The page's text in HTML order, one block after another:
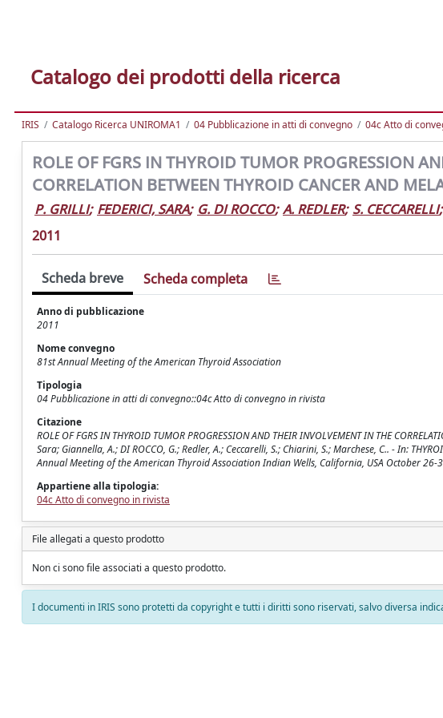
Catalogo dei prodotti della ricerca
IRIS Catalogo Ricerca UNIROMA1 04 Pubblicazione in atti di convegno 04c Atto di
ROLE OF FGRS IN THYROID TUMOR PROGRESSION
CORRELATION BETWEEN THYROID CANCER AND
P. GRILLI; FEDERICI, SARA; G. DI ROCCO; A. REDLER; S. CECCARELLI;
2011
Scheda breve Scheda completa
Anno di pubblicazione
2011
Nome convegno
81st Annual Meeting of the American Thyroid Association
Tipologia
04 Pubblicazione in atti di convegno::04c Atto di convegno in rivista
Citazione
ROLE OF FGRS IN THYROID TUMOR PROGRESSION AND THEIR INVOLVEMENT IN THE
Sara; Giannella, A.; DI ROCCO, G.; Redler, A.; Ceccarelli, S.; Chiarini, S.; Marchese, C.. - In:
Annual Meeting of the American Thyroid Association Indian Wells, California, USA October 26-
Appartiene alla tipologia:
04c Atto di convegno in rivista
File allegati a questo prodotto
Non ci sono file associati a questo prodotto.
I documenti in IRIS sono protetti da copyright e tutti i diritti sono riservati, salvo diversa